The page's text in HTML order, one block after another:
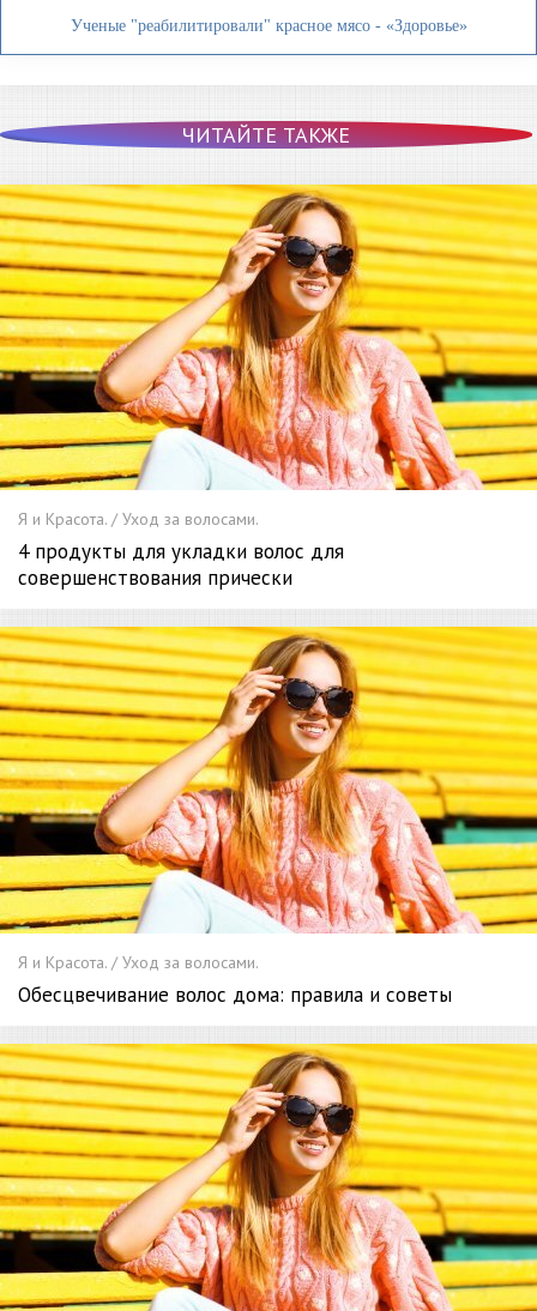
Ученые "реабилитировали" красное мясо - «Здоровье»
ЧИТАЙТЕ ТАКЖЕ
Я и Красота. / Уход за волосами.
4 продукты для укладки волос для
совершенствования прически
Я и Красота. / Уход за волосами.
Обесцвечивание волос дома: правила и советы